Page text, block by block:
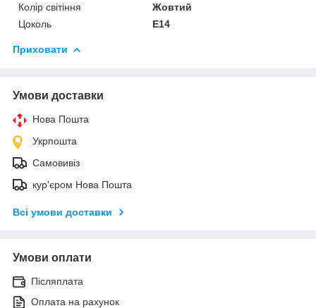
Колір світіння
Жовтий
Цоколь
E14
Приховати
Умови доставки
Нова Пошта
Укрпошта
Самовивіз
кур'єром Нова Пошта
Всі умови доставки
Умови оплати
Післяплата
Оплата на рахунок